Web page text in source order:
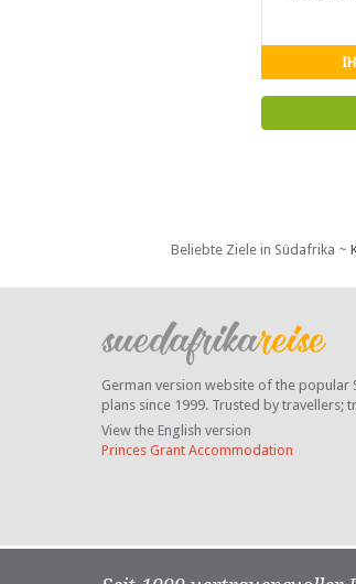
Beliebte Ziele in Südafrika ~
German version website of the popular
plans since 1999. Trusted by travellers;
View the English version
Princes Grant Accommodation